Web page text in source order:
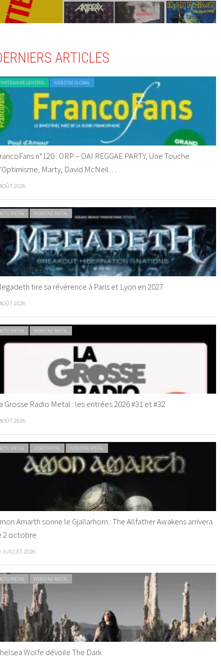
ARTICLES
GENERAL WEBZINE GLOBAL
n°120 : ORP – OAI REGGAE PARTY, Une Touche
Marty, David McNeil…
2026
METAL WEBZINE METAL
tire sa révérence à Paris et Lyon en 2027
2026
METAL WEBZINE METAL
Grosse Radio Metal : les entrées 2026 #31 et #32
2026
METAL VIDEO METAL WEBZINE METAL
Amarth sonne le Gjallarhorn : The Allfather Awakens arrivera
2 octobre
JUILLET 2026
METAL WEBZINE METAL
Wolfe dévoile The Dark